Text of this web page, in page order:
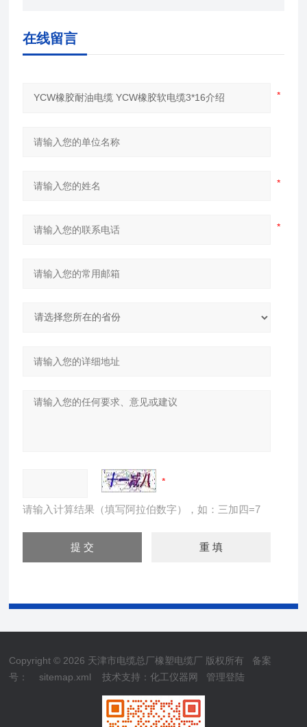
在线留言
请输入计算结果（填写阿拉伯数字），如：三加四=7
Copyright © 2026 天津市电缆总厂橡塑电缆厂 版权所有 备案
号：
sitemap.xml 技术支持：化工仪器网 管理登陆